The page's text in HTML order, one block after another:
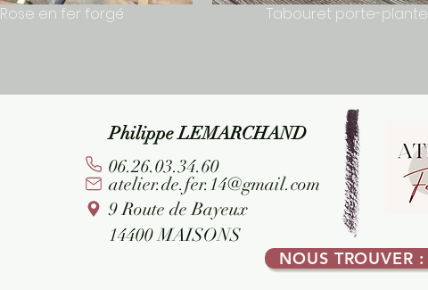
Rose en fer forgé Tabouret porte-plante
Philippe LEMARCHAND
06.26.03.34.60
atelier.de.fer.14@gmail.com
9 Route de Bayeux
14400 MAISONS
NOUS TROUVER :